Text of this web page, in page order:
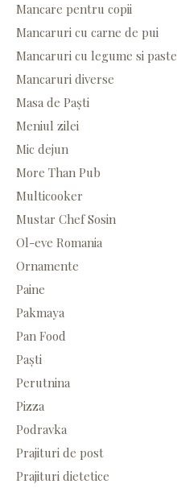
Mancare pentru copii
Mancaruri cu carne de pui
Mancaruri cu legume si paste
Mancaruri diverse
Masa de Paști
Meniul zilei
Mic dejun
More Than Pub
Multicooker
Mustar Chef Sosin
Ol-eve Romania
Ornamente
Paine
Pakmaya
Pan Food
Paști
Perutnina
Pizza
Podravka
Prajituri de post
Prajituri dietetice